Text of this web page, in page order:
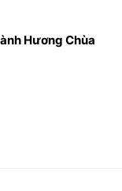
Hương Chùa